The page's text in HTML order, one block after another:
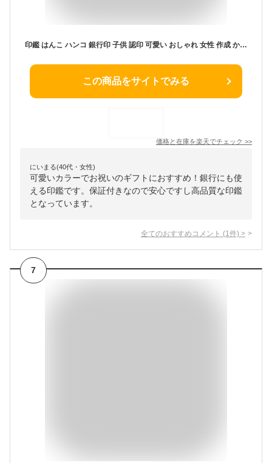
印鑑 はんこ ハンコ 銀行印 子供 認印 可愛い おしゃれ 女性 作成 かわいい 男性 12.0mm 女の子 男の子 10年保証 印鑑ケース付き 印鑑セット 赤ちゃん 出産祝い 贈り物 お祝い プレゼント 送料無料★蝶貝パール印鑑N004 3Dケース付き（JP）
この商品をサイトでみる
価格と在庫を楽天でチェック >>
にいまる(40代・女性)
可愛いカラーでお祝いのギフトにおすすめ！銀行にも使
える印鑑です。保証付きなので安心ですし高品質な印鑑
となっています。
全てのおすすめコメント (1 件) >
7